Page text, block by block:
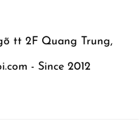
tt 2F Quang Trung,
- Since 2012